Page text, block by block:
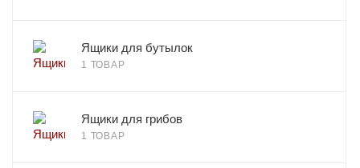
Ящики для бутылок
1 ТОВАР
Ящики для грибов
1 ТОВАР